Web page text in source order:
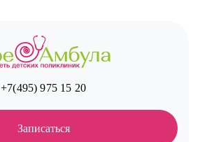
+7(495) 975 15 20
Записаться